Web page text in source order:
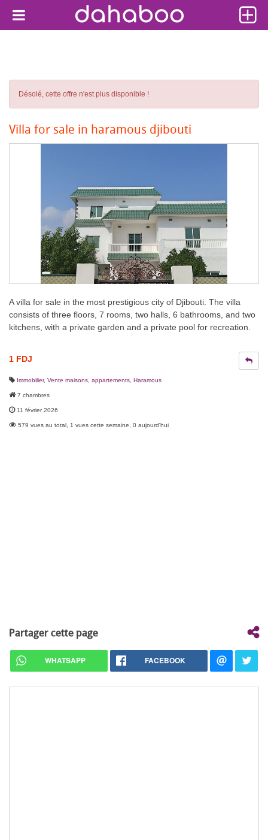
Désolé, cette offre n'est plus disponible !
Villa for sale in haramous djibouti
A villa for sale in the most prestigious city of Djibouti. The villa
consists of three floors, 7 rooms, two halls, 6 bathrooms, and two
kitchens, with a private garden and a private pool for recreation.
1 FDJ
Immobilier, Vente maisons, appartements Haramous
7 chambres
11 février 2026
579 vues au total, 1 vues cette semaine, 0 aujourd'hui
Partager cette page
WHATSAPP FACEBOOK